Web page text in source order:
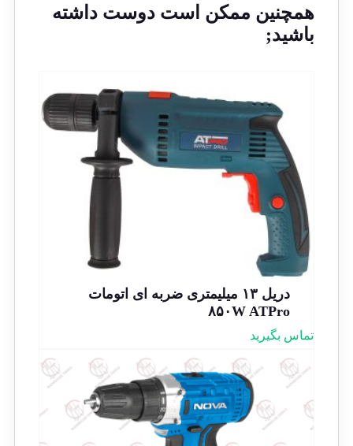
همچنین ممکن است دوست داشته
باشید;
دریل ۱۳ میلیمتری ضربه ای اتومات
۸۵۰W ATPro
تماس بگیرید